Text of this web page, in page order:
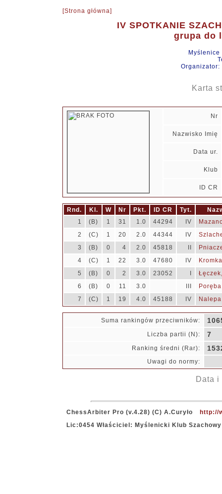
[Strona główna]
IV SPOTKANIE
grupa do
Organizator:
Karta
Nr
Nazwisko Imię
Data ur.
Klub
ID CR
Rnd. Kl. W Nr Pkt. ID CR Tyt.
1
(B) 1 31 1.0 44294 IV
2
(C) 1 20 2.0 44344 IV
3
(B) 0 4 2.0 45818
4
(C) 1 22 3.0 47680 IV
5
(B) 0 2 3.0 23052
6
(B) 0 11 3.0
7
(C) 1 19 4.0 45188 IV
Suma rankingów przeciwników:
Liczba partii (N): 7
Ranking średni (Rar):
Uwagi do normy:
Data
ChessArbiter Pro (v.4.28) (C) A.Curyło
http://
Lic:0454 Właściciel: Myślenicki Klub Szachowy